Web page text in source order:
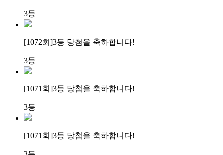
3등
[1072회]3등 당첨을 축하합니다!
3등
[1071회]3등 당첨을 축하합니다!
3등
[1071회]3등 당첨을 축하합니다!